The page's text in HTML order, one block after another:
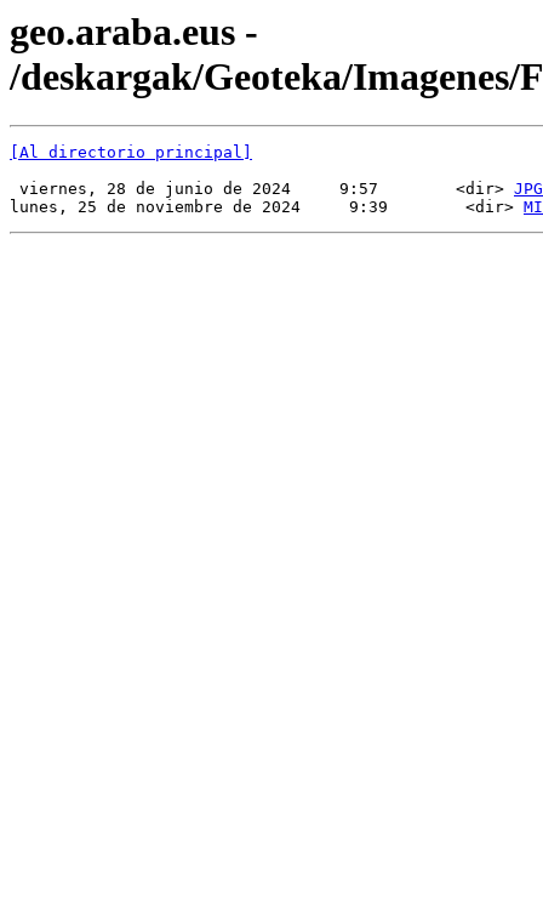
geo.araba.eus -
/deskargak/Geoteka/Imagenes/
[Al directorio principal]
viernes, 28 de junio de 2024     9:57        <dir> JPG
lunes, 25 de noviembre de 2024     9:39        <dir>